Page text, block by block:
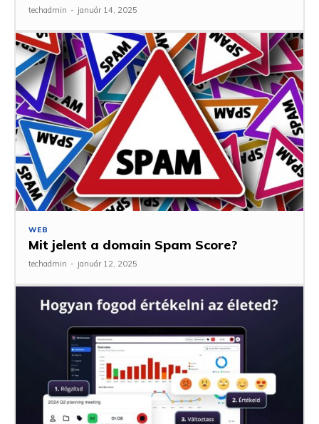
techadmin - január 14, 2025
WEB
Mit jelent a domain Spam Score?
techadmin - január 12, 2025